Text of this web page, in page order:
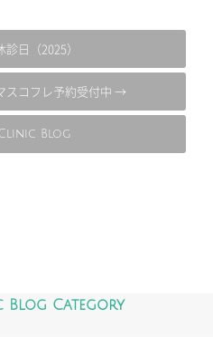
日（2025）
Blog
スコフレ予約受付中 →
Blog Category